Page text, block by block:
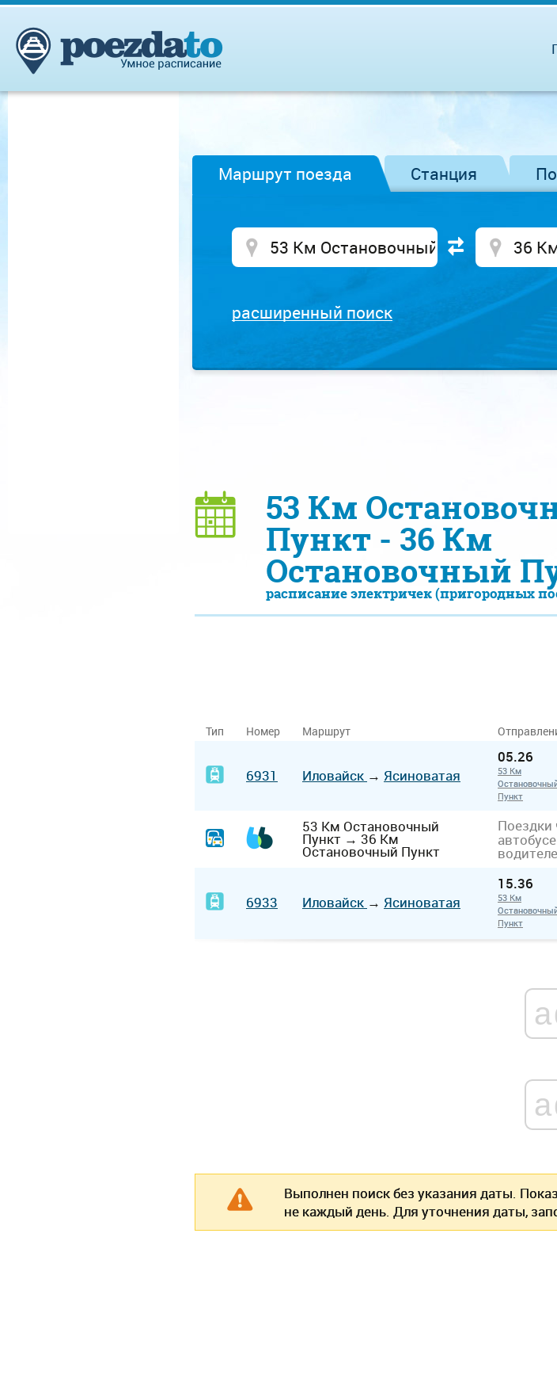
Маршрут поезда Станция
расширенный поиск
53 Км
Пункт - 36 Км
Остановочный
расписание электричек (пригородных
Тип Номер Маршрут
6931 Иловайск → Ясиноватая
05.26
53 Км
Пункт
53 Км Остановочный
Пункт → 36 Км
Остановочный Пункт
Поездки
6933 Иловайск → Ясиноватая
15.36
53 Км
Пункт
Выполнен поиск без указания даты.
не каждый день. Для уточнения даты,